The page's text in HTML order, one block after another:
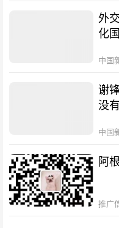
外
化
中国
谢
没
中国
阿
推广